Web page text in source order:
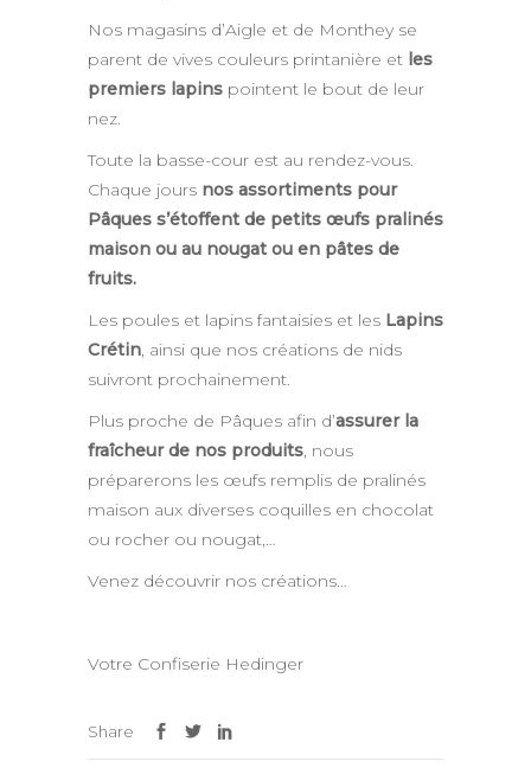
Nos magasins d’Aigle et de Monthey se
parent de vives couleurs printanière et les
premiers lapins pointent le bout de leur
nez.
Toute la basse-cour est au rendez-vous.
Chaque jours nos assortiments pour
Pâques s’étoffent de petits œufs pralinés
maison ou au nougat ou en pâtes de
fruits.
Les poules et lapins fantaisies et les Lapins
Crétin, ainsi que nos créations de nids
suivront prochainement.
Plus proche de Pâques afin d’assurer la
fraîcheur de nos produits, nous
préparerons les œufs remplis de pralinés
maison aux diverses coquilles en chocolat
ou rocher ou nougat,…
Venez découvrir nos créations…
Votre Confiserie Hedinger
Share